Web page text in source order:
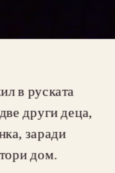
в руската
други деца,
заради
което страната става негов втори дом.